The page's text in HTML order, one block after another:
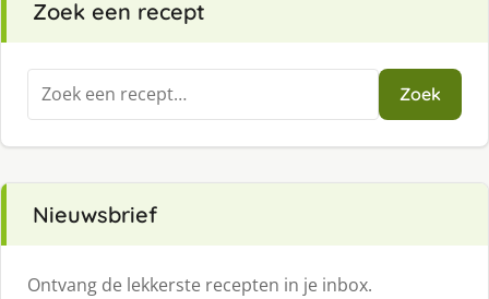
Zoek een recept
Zoeken
naar:
Zoek
Nieuwsbrief
Ontvang de lekkerste recepten in je inbox.